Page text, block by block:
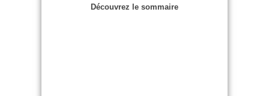
Découvrez le sommaire